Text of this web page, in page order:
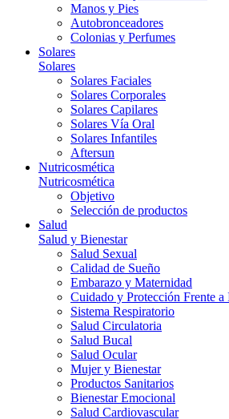
Manos y Pies
Autobronceadores
Colonias y Perfumes
Solares
Solares
Solares Faciales
Solares Corporales
Solares Capilares
Solares Vía Oral
Solares Infantiles
Aftersun
Nutricosmética
Nutricosmética
Objetivo
Selección de productos
Salud
Salud y Bienestar
Salud Sexual
Calidad de Sueño
Embarazo y Maternidad
Cuidado y Protección Frente a
Sistema Respiratorio
Salud Circulatoria
Salud Bucal
Salud Ocular
Mujer y Bienestar
Productos Sanitarios
Bienestar Emocional
Salud Cardiovascular